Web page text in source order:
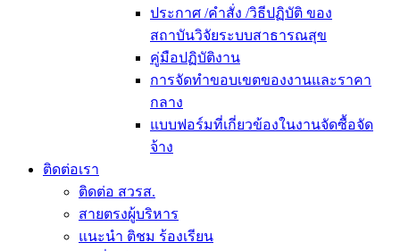
ประกาศ /คำสั่ง /วิธีปฏิบัติ ของ
สถาบันวิจัยระบบสาธารณสุข
คู่มือปฏิบัติงาน
การจัดทำขอบเขตของงานและราคา
กลาง
แบบฟอร์มที่เกี่ยวข้องในงานจัดซื้อจัด
จ้าง
ติดต่อเรา
ติดต่อ สวรส.
สายตรงผู้บริหาร
แนะนำ ติชม ร้องเรียน